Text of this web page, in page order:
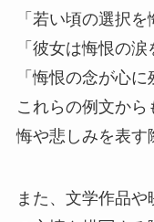
「若い頃の選択を
「彼女は悔恨の涙
「悔恨の念が心に
これらの例文か
悔や悲しみを表す
また、文学作品